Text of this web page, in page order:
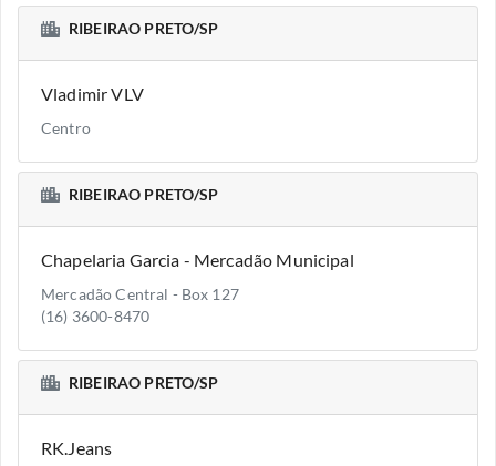
RIBEIRAO PRETO/SP
Vladimir VLV
Centro
RIBEIRAO PRETO/SP
Chapelaria Garcia - Mercadão Municipal
Mercadão Central - Box 127
(16) 3600-8470
RIBEIRAO PRETO/SP
RK.Jeans